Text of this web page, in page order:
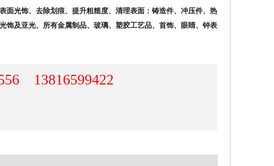
面光饰、去除划痕、提升粗糙度、清理表面：铸造件、冲压件、热
饰及亚光、所有金属制品、玻璃、塑胶工艺品、首饰、眼睛、钟表
13816599422